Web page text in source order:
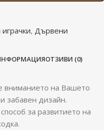
, Дървени
ОТЗИВИ (0)
вниманието на Вашето
забавен дизайн.
за развитието на